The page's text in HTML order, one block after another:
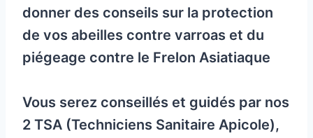
donner des conseils sur la protection
de vos abeilles contre varroas et du
piégeage contre le Frelon Asiatiaque
Vous serez conseillés et guidés par nos
2 TSA (Techniciens Sanitaire Apicole),